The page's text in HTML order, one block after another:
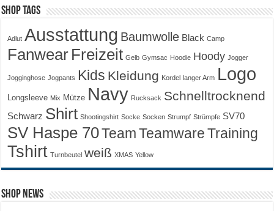
Shop Tags
Adlut Ausstattung Baumwolle Black Camp
Fanwear Freizeit Gelb Gymsac Hoodie Hoody Jogger
Jogginghose Jogpants Kids Kleidung Kordel langer Arm Logo
Longsleeve Mix Mütze Navy Rucksack Schnelltrocknend
Schwarz Shirt Shootingshirt Socke Socken Strumpf Strümpfe SV70
SV Haspe 70Team Teamware Training
Tshirt Turnbeutel weiß XMAS Yellow
Shop News